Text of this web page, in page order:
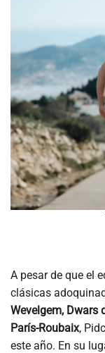
A pesar de que el
clásicas
Wevelgem, Dwars
París-Roubaix,
este año. En su